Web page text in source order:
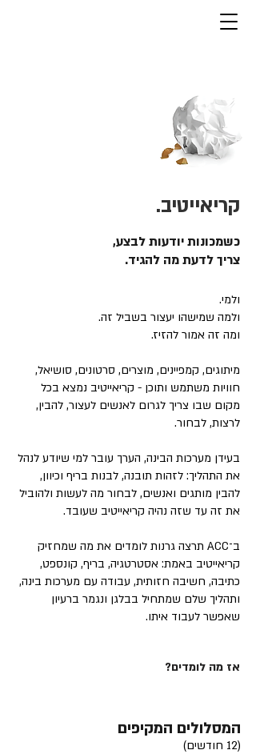
קריאייטיב.
כשמכונות יודעות לבצע,
צריך לדעת מה להגיד.
ולמי.
ולמה שמישהו יעצור בשביל זה.
ומה זה אמור להזיז.
מיתוגים, קמפיינים, מוצרים, סרטונים, סושיאל,
חוויות משתמש ותוכן - קריאייטיב נמצא בכל
מקום שבו צריך לגרום לאנשים לעצור, להבין,
לרצות, לבחור.
בעידן מערכות הבינה, הערך עובר למי שיודע לנהל
את התהליך: לזהות תובנה, לבנות בריף וכיוון,
להבין מותגים ואנשים, לבחור מה לעשות ולהוביל
את זה עד שזה נהיה קריאייטיב שעובד.
ב־ACC תרצה גרנות לומדים את מה שמחזיק
קריאייטיב באמת: אסטרטגיה, בריף, קונספט,
כתיבה, חשיבה חזותית, עבודה עם מערכות בינה,
ותהליך שלם שמתחיל בבלגן ונגמר ברעיון
שאפשר לעבוד איתו.
אז מה לומדים?
המסלולים המקיפים
(12 חודשים)